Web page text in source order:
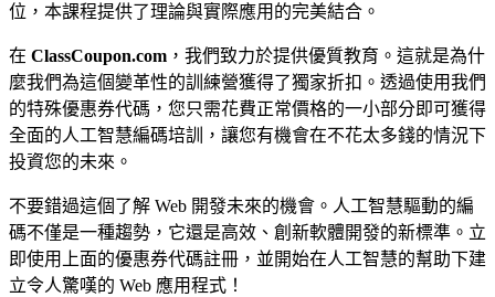
位，本課程提供了理論與實際應用的完美結合。
在 ClassCoupon.com ，我們致力於提供優質教育。這就是為什
麼我們為這個變革性的訓練營獲得了獨家折扣。透過使用我們
的特殊優惠券代碼，您只需花費正常價格的一小部分即可獲得
全面的人工智慧編碼培訓，讓您有機會在不花太多錢的情況下
投資您的未來。
不要錯過這個了解 Web 開發未來的機會。人工智慧驅動的編
碼不僅是一種趨勢，它還是高效、創新軟體開發的新標準。立
即使用上面的優惠券代碼註冊，並開始在人工智慧的幫助下建
立令人驚嘆的 Web 應用程式！